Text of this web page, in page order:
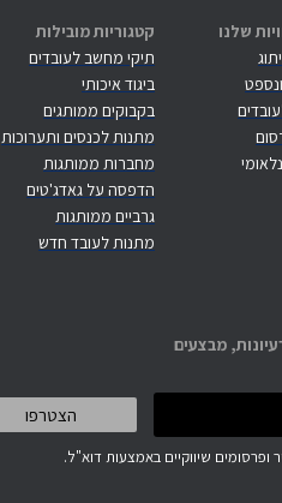
שלנו
קטגוריות מובילות
תיקי מחשב לעובדים
ביגוד איכותי
בקבוקים ממותגים
מתנות לכנסים ותערוכות
מחברות ממותגות
הדפסה על גאדג'טים
גרביים ממותגות
מתנות לעובד חדש
מבצעים
שיווקיים באמצעות דוא"ל.